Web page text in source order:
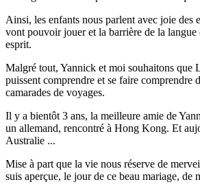
Ainsi, les enfants nous parlent avec joie des
vont pouvoir jouer et la barrière de la langue
esprit.
Malgré tout, Yannick et moi souhaitons que
puissent comprendre et se faire comprendre
camarades de voyages.
Il y a bientôt 3 ans, la meilleure amie de
un allemand, rencontré à Hong Kong. Et
Australie ...
Mise à part que la vie nous réserve de
suis aperçue, le jour de ce beau mariage, de